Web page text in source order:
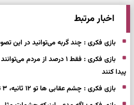
اخبار مرتبط
بازی فکری : چند گربه می‌توانید در این
پیدا کنند
بازی فکری : چشم عقابی ها تو ۱۲ ثانیه، ۳ تفاوت تصویر و پیدا کنند!